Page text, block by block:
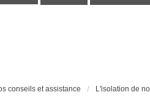
conseils et assistance L'isolation de